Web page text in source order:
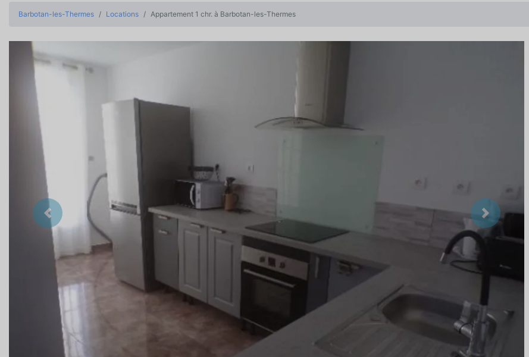
Barbotan-les-Thermes Locations Appartement 1 chr. à Barbotan-les-Thermes
Précedent Suivant